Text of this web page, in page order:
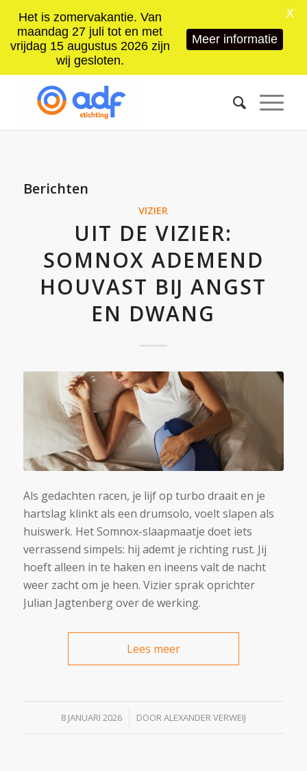
Berichten
VIZIER
UIT DE VIZIER:
SOMNOX ADEMEND
HOUVAST BĲ ANGST
EN DWANG
Als gedachten racen, je lijf op turbo draait en je
hartslag klinkt als een drumsolo, voelt slapen als
huiswerk. Het Somnox-slaapmaatje doet iets
verrassend simpels: hij ademt je richting rust. Jij
hoeft alleen in te haken en ineens valt de nacht
weer zacht om je heen. Vizier sprak oprichter
Julian Jagtenberg over de werking.
Lees meer
8 JANUARI 2026
/ DOORALEXANDER VERWEIJ
Het is zomervakantie. Van
maandag 27 juli tot en met
vrijdag 15 augustus 2026 zijn
wij gesloten.
Meer informatie
X